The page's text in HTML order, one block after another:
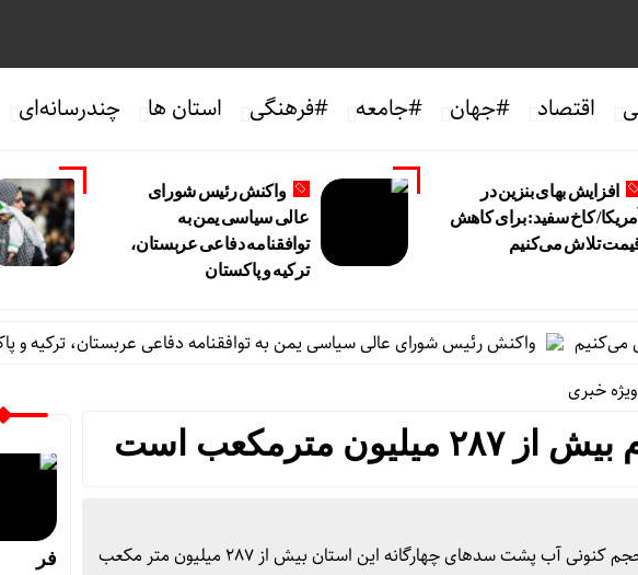
اقتصاد #جهان #جامعه #فرهنگی استان ها چندرسانه‌ای
افزایش بهای بنزین در
آمریکا/ کاخ سفید: برای کاهش
تلاش می‌کنیم
واکنش رئیس شورای
عالی سیاسی یمن به
توافقنامه دفاعی عربستان،
ترکیه و پاکستان
واکنش رئیس شورای عالی سیاسی یمن به توافقنامه دفاعی عربستان، ترکیه و پاکستان
ویژه خبری
مترمکعب است
ایلام – مدیرعامل شرکت آب منطقه‌ای استان ایلام گفت: حجم کنونی آب پشت سدهای چهارگانه این استان بیش از ۲۸۷ میلیون متر مکعب
فر